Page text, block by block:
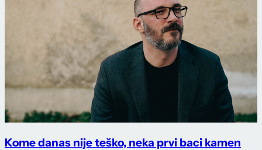
Kome danas nije teško, neka prvi baci kamen